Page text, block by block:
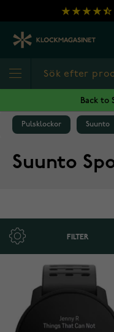
Hoppa till innehållet
Back to
Pulsklockor Suunto
Suunto
FILTER